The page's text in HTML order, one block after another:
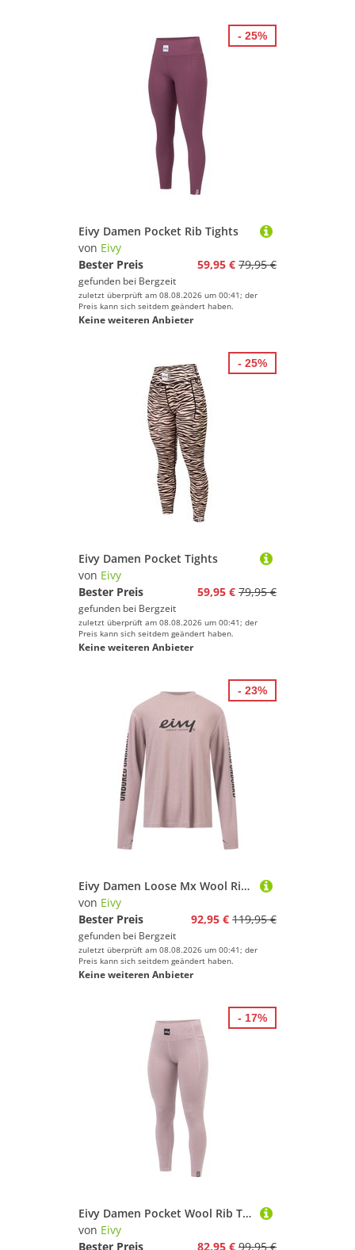
Eivy Damen Pocket Rib Tights
von Eivy
Bester Preis
59,95 € 79,95 €
gefunden bei Bergzeit
zuletzt überprüft am 08.08.2026 um 00:41; der
Preis kann sich seitdem geändert haben.
Keine weiteren Anbieter
- 25%
Eivy Damen Pocket Tights
von Eivy
Bester Preis
59,95 € 79,95 €
gefunden bei Bergzeit
zuletzt überprüft am 08.08.2026 um 00:41; der
Preis kann sich seitdem geändert haben.
Keine weiteren Anbieter
- 25%
Eivy Damen Loose Mx Wool Rib Longsleeve
von Eivy
Bester Preis
92,95 € 119,95 €
gefunden bei Bergzeit
zuletzt überprüft am 08.08.2026 um 00:41; der
Preis kann sich seitdem geändert haben.
Keine weiteren Anbieter
- 23%
Eivy Damen Pocket Wool Rib Tights
von Eivy
Bester Preis
82,95 € 99,95 €
- 17%